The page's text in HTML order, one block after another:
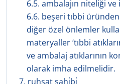
6.5. ambalajın niteliği ve
6.6. beşeri tıbbi
diğer özel önlemler
materyaller ‘tıbbi
ve ambalaj atıklarının
olarak imha edilmelidir.
7. ruhsat sahi̇bi̇